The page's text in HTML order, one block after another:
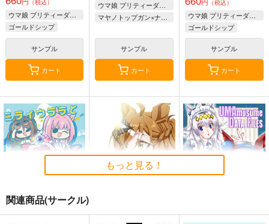
ウマ娘 プリティーダービー
ゴールドシップ
ラッキーライラック
マルシュロレーヌ
サンプル
カート
ウマ娘 プリティーダービー
マヤノトップガン×ナリタブライアン
サンプル
カート
（税込）
ウマ娘 プリティーダービー
ゴールドシップ
ステイゴールド
フェノーメノ
サンプル
カート
もっと見る！
関連商品(サークル)